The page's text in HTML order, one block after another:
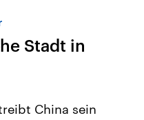
Stadt in
China sein